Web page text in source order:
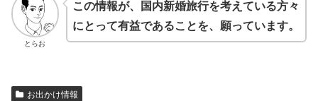
とらお
この情報が、国内新婚旅行を考えている方々
にとって有益であることを、願っています。
お出かけ情報